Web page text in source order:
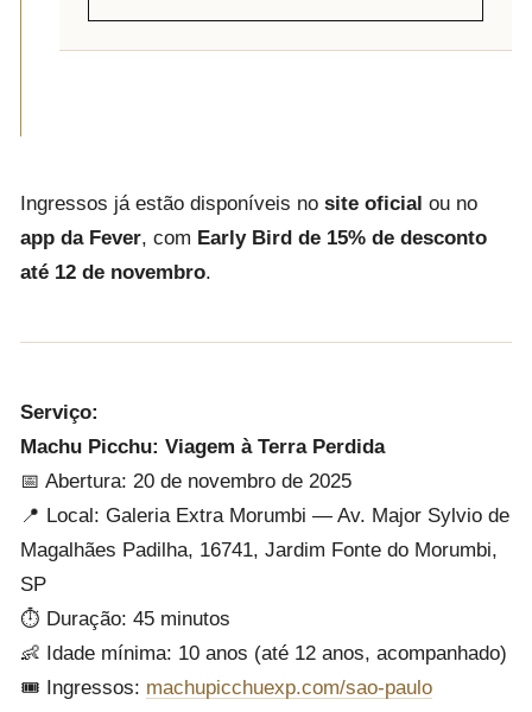
Ingressos já estão disponíveis no site oficial ou no
app da Fever, com Early Bird de 15% de desconto
até 12 de novembro.
Serviço:
Machu Picchu: Viagem à Terra Perdida
📅 Abertura: 20 de novembro de 2025
📍 Local: Galeria Extra Morumbi — Av. Major Sylvio de
Magalhães Padilha, 16741, Jardim Fonte do Morumbi,
SP
⏱ Duração: 45 minutos
👶 Idade mínima: 10 anos (até 12 anos, acompanhado)
🎟 Ingressos: machupicchuexp.com/sao-paulo